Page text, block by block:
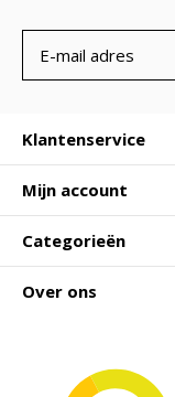
Klantenservice
Mijn account
Categorieën
Over ons